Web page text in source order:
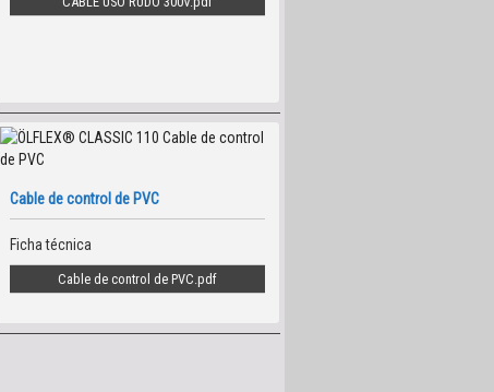
Cable de control de PVC
Ficha técnica
Cable de control de PVC